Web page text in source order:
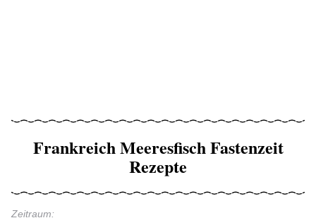
Frankreich Meeresfisch Fastenzeit
Rezepte
Zeitraum: